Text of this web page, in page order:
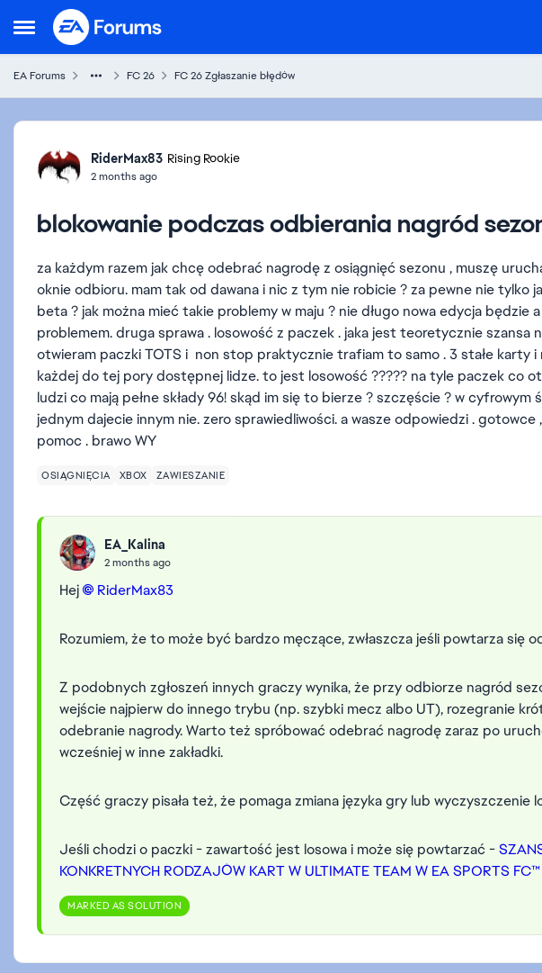
Open Side Menu
Skip to content
EA Forums FC 26 FC 26 Zgłaszanie błędów
Forum Discussion
RiderMax83 Rising Rookie
2 months ago
blokowanie podczas odbierania nagród
za każdym razem jak chcę odebrać nagrodę z osiągnięć sezonu , muszę
oknie odbioru. mam tak od dawana i nic z tym nie robicie ? za pewne nie tylko
beta ? jak można mieć takie problemy w maju ? nie długo nowa edycja będzie
problemem. druga sprawa . losowość z paczek . jaka jest teoretycznie szansa
otwieram paczki TOTS i non stop praktycznie trafiam to samo . 3 stałe karty
każdej do tej pory dostępnej lidze. to jest losowość ????? na tyle paczek co
ludzi co mają pełne składy 96! skąd im się to bierze ? szczęście ? w cyfrowym
jednym dajecie innym nie. zero sprawiedliwości. a wasze odpowiedzi .
pomoc . brawo WY
OSIĄGNIĘCIA XBOX ZAWIESZANIE
EA_Kalina
2 months ago
Hej RiderMax83​
Rozumiem, że to może być bardzo męczące, zwłaszcza jeśli powtarza się
Z podobnych zgłoszeń innych graczy wynika, że przy odbiorze nagród
wejście najpierw do innego trybu (np. szybki mecz albo UT), rozegranie
odebranie nagrody. Warto też spróbować odebrać nagrodę zaraz po
wcześniej w inne zakładki.
Część graczy pisała też, że pomaga zmiana języka gry lub wyczyszczenie
Jeśli chodzi o paczki - zawartość jest losowa i może się powtarzać -
KONKRETNYCH RODZAJÓW KART W ULTIMATE TEAM W EA SPORTS FC™
MARKED AS SOLUTION